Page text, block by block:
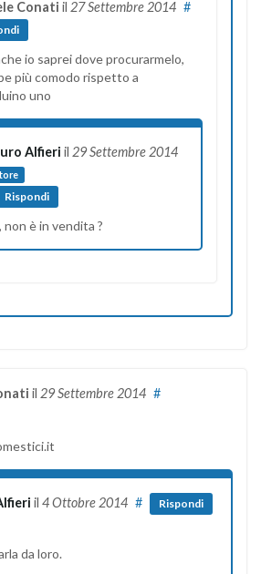
Conati il 27 Settembre 2014 #
io saprei dove procurarmelo,
più comodo rispetto a
uno
Alfieri il 29 Settembre 2014
Rispondi
non è in vendita ?
il 29 Settembre 2014 #
il 4 Ottobre 2014 # Rispondi
da loro.